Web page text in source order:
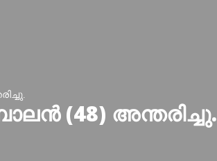
(48) അന്തരിച്ചു.